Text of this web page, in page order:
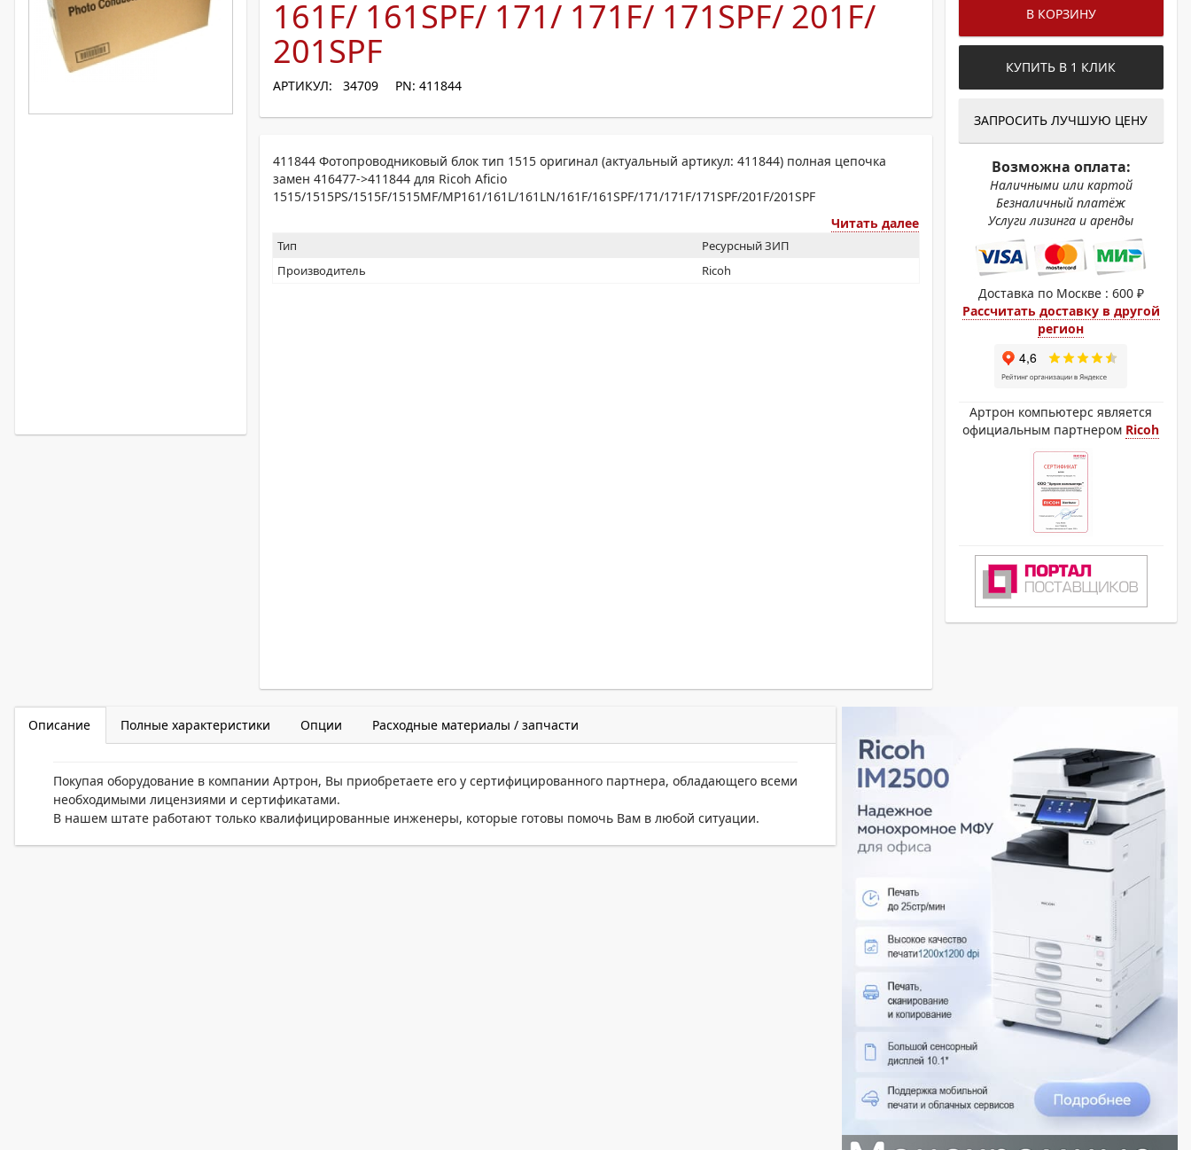
МОНОХРОМНЫЕ ПРИНТЕРЫ
161F/ 161SPF/ 171/ 171F/ 171SPF/ 201F/
201SPF
АРТИКУЛ: 34709 PN: 411844
411844 Фотопроводниковый блок тип 1515 оригинал (актуальный артикул: 411844) полная цепочка
замен 416477->411844 для Ricoh Aficio
1515/1515PS/1515F/1515MF/MP161/161L/161LN/161F/161SPF/171/171F/171SPF/201F/201SPF
Читать далее
Тип
Ресурсный ЗИП
Производитель
Ricoh
В КОРЗИНУ
КУПИТЬ В 1 КЛИК
ЗАПРОСИТЬ ЛУЧШУЮ ЦЕНУ
Возможна оплата:
Наличными или картой
Безналичный платёж
Услуги лизинга и аренды
Доставка по Москве : 600 ₽
Рассчитать доставку в другой
регион
Артрон компьютерс является
официальным партнером Ricoh
Описание Полные характеристики Опции Расходные материалы / запчасти
Покупая оборудование в компании Артрон, Вы приобретаете его у сертифицированного партнера, обладающего всеми
необходимыми лицензиями и сертификатами.
В нашем штате работают только квалифицированные инженеры, которые готовы помочь Вам в любой ситуации.